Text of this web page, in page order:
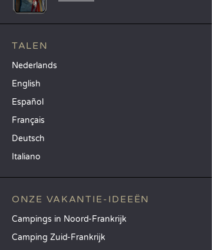
TALEN
Nederlands
English
Español
Français
Deutsch
Italiano
ONZE VAKANTIE-IDEEËN
Campings in Noord-Frankrijk
Camping Zuid-Frankrijk